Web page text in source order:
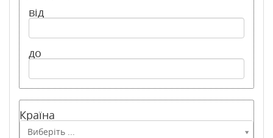
від
до
Країна
Виберіть ...
Країна